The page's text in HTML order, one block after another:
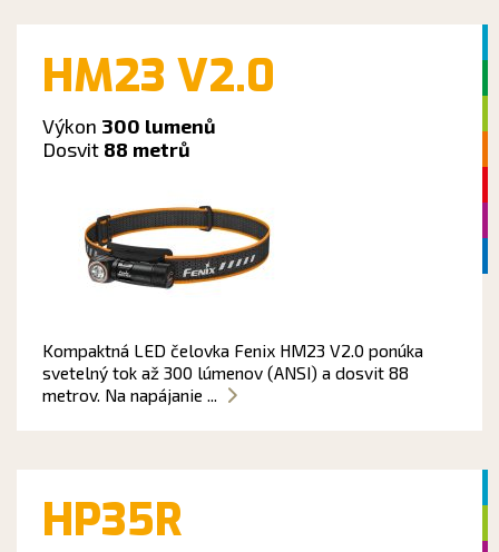
HM23 V2.0
Výkon 300 lumenů
Dosvit 88 metrů
Kompaktná LED čelovka Fenix HM23 V2.0 ponúka
svetelný tok až 300 lúmenov (ANSI) a dosvit 88
metrov. Na napájanie ...
HP35R